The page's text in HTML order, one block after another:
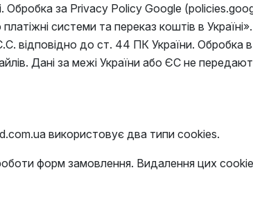
Обробка за Privacy Policy Google
системи та переказ коштів в
відповідно до ст. 44 ПК України. Обробка в
Дані за межі України або ЄС не
використовує два типи cookies.
роботи форм замовлення. Видалення цих